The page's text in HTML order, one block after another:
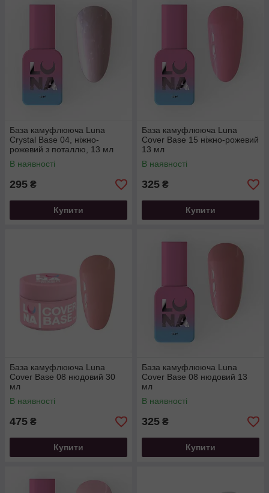
База камуфлююча Luna
Crystal Base 04, ніжно-
рожевий з поталлю, 13 мл
В наявності
295 ₴
Купити
База камуфлююча Luna
Cover Base 15 ніжно-рожевий
13 мл
В наявності
325 ₴
Купити
База камуфлююча Luna
Cover Base 08 нюдовий 30
мл
В наявності
475 ₴
Купити
База камуфлююча Luna
Cover Base 08 нюдовий 13
мл
В наявності
325 ₴
Купити